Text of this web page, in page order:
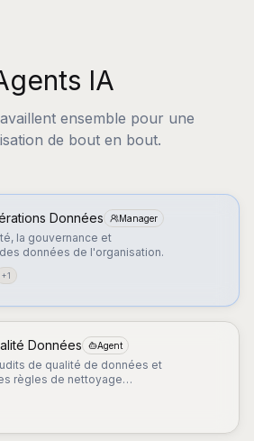
IA
ensemble pour une
de bout en bout.
Données Manager
la gouvernance et
données de l'organisation.
+1
Données Agent
de qualité de données et
règles de nettoyage